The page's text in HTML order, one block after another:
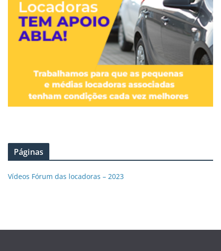
Páginas
Vídeos Fórum das locadoras – 2023